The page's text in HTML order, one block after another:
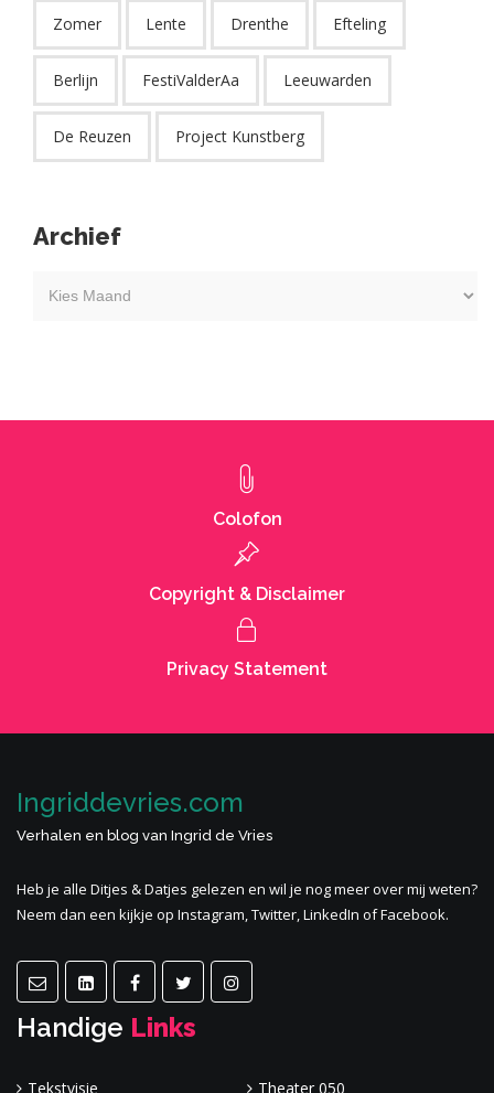
Zomer Lente Drenthe Efteling
Berlijn FestiValderAa Leeuwarden
De Reuzen Project Kunstberg
Archief
maand
Colofon
Copyright & Disclaimer
Privacy Statement
Ingriddevries.com
Verhalen en blog van Ingrid de Vries
Heb je alle Ditjes & Datjes gelezen en wil je nog meerover mij weten?
Neem dan een kijkje op Instagram, Twitter, LinkedIn of Facebook.
Handige Links
Tekstvisie Theater 050